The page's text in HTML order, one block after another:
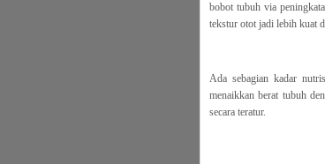
bobot tubuh via
tekstur otot jadi lebih kuat
Ada sebagian kadar
menaikkan berat tubuh
secara teratur.